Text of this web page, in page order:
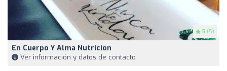
5 (5)
En Cuerpo Y Alma Nutricion
Ver información y datos de contacto